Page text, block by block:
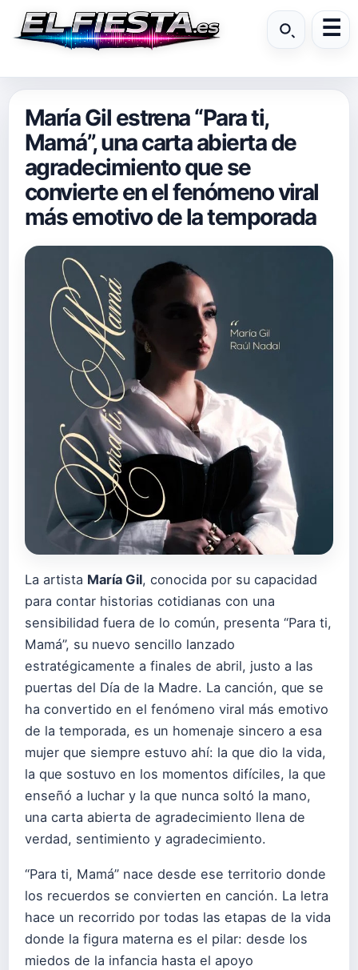
María Gil estrena “Para ti,
Mamá”, una carta abierta de
agradecimiento que se
convierte en el fenómeno viral
más emotivo de la temporada
La artista María Gil, conocida por su capacidad
para contar historias cotidianas con una
sensibilidad fuera de lo común, presenta “Para ti,
Mamá”, su nuevo sencillo lanzado
estratégicamente a finales de abril, justo a las
puertas del Día de la Madre. La canción, que se
ha convertido en el fenómeno viral más emotivo
de la temporada, es un homenaje sincero a esa
mujer que siempre estuvo ahí: la que dio la vida,
la que sostuvo en los momentos difíciles, la que
enseñó a luchar y la que nunca soltó la mano,
una carta abierta de agradecimiento llena de
verdad, sentimiento y agradecimiento.
“Para ti, Mamá” nace desde ese territorio donde
los recuerdos se convierten en canción. La letra
hace un recorrido por todas las etapas de la vida
donde la figura materna es el pilar: desde los
miedos de la infancia hasta el apoyo